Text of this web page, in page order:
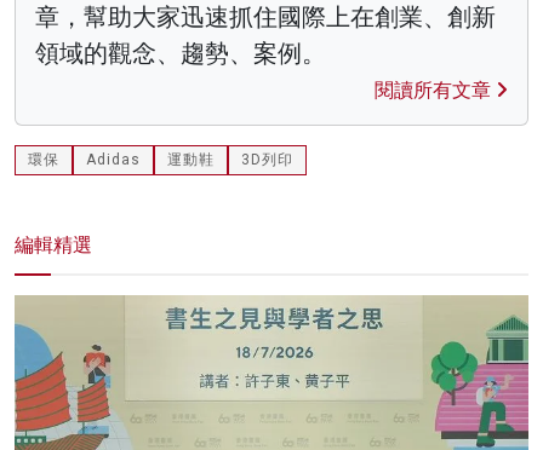
章，幫助大家迅速抓住國際上在創業、創新
領域的觀念、趨勢、案例。
閱讀所有文章
環保 Adidas 運動鞋 3D列印
編輯精選